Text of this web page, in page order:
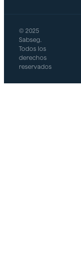
© 2025
Sabseg.
Todos los
derechos
reservados